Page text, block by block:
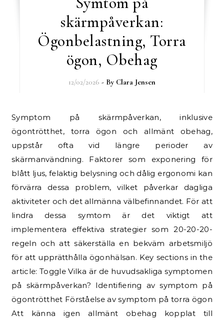
skärmpåverkan:
Ögonbelastning, Torra
ögon, Obehag
12/02/2026 - By Clara Jensen
Symptom på skärmpåverkan, inklusive
ögontrötthet, torra ögon och allmänt obehag,
uppstår ofta vid längre perioder av
skärmanvändning. Faktorer som exponering för
blått ljus, felaktig belysning och dålig ergonomi kan
förvärra dessa problem, vilket påverkar dagliga
aktiviteter och det allmänna välbefinnandet. För att
lindra dessa symtom är det viktigt att
implementera effektiva strategier som 20-20-20-
regeln och att säkerställa en bekväm arbetsmiljö
för att upprätthålla ögonhälsan. Key sections in the
article: Toggle Vilka är de huvudsakliga symptomen
på skärmpåverkan? Identifiering av symptom på
ögontrötthet Förståelse av symptom på torra ögon
Att känna igen allmänt obehag kopplat till